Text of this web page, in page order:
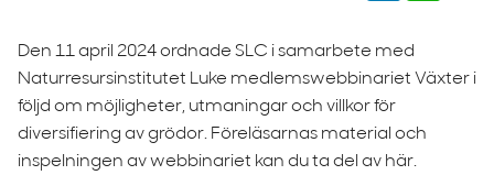
Den 11 april 2024 ordnade SLC i samarbete med
Naturresursinstitutet Luke medlemswebbinariet Växter i
följd om möjligheter, utmaningar och villkor för
diversifiering av grödor. Föreläsarnas material och
inspelningen av webbinariet kan du ta del av här.